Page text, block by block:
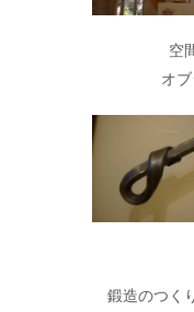
空
オ
鍛造のつく